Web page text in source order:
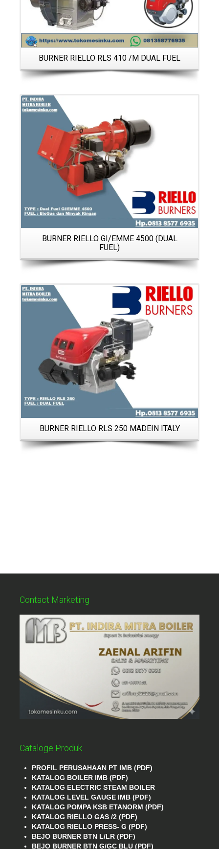
BURNER RIELLO RLS 410 /M DUAL FUEL
BURNER RIELLO GI/EMME 4500 (DUAL
FUEL)
Details
BURNER RIELLO RLS 250 MADEIN ITALY
Contact Marketing
Cataloge Produk
PROFIL PERUSAHAAN PT IMB (PDF)
KATALOG BOILER IMB (PDF)
KATALOG ELECTRIC STEAM BOILER
KATALOG LEVEL GAUGE IMB (PDF)
KATALOG POMPA KSB ETANORM (PDF)
KATALOG RIELLO GAS /2 (PDF)
KATALOG RIELLO PRESS- G (PDF)
BEJO BURNER BTN L/LR (PDF)
BEJO BURNER BTN G/GC BLU (PDF)